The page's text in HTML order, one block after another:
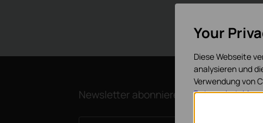
Newsletter abonnieren
Your
Diese Webseite
analysieren und
Verwendung von